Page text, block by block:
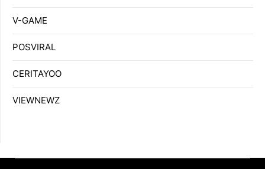
V-GAME
POSVIRAL
CERITAYOO
VIEWNEWZ